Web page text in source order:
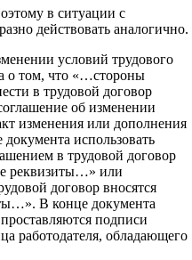
в ситуации с
действовать аналогично.
условий трудового
о том, что «…стороны
в трудовой договор
об изменении
изменения или дополнения
использовать
в трудовой договор
реквизиты…» или
договор вносятся
В конце документа
подписи
работодателя, обладающего